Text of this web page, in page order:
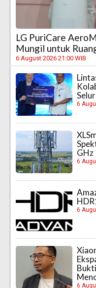
LG PuriCare
Mungil untuk
6 August 2026 21:00 WIB
6
GHz
6
6
6